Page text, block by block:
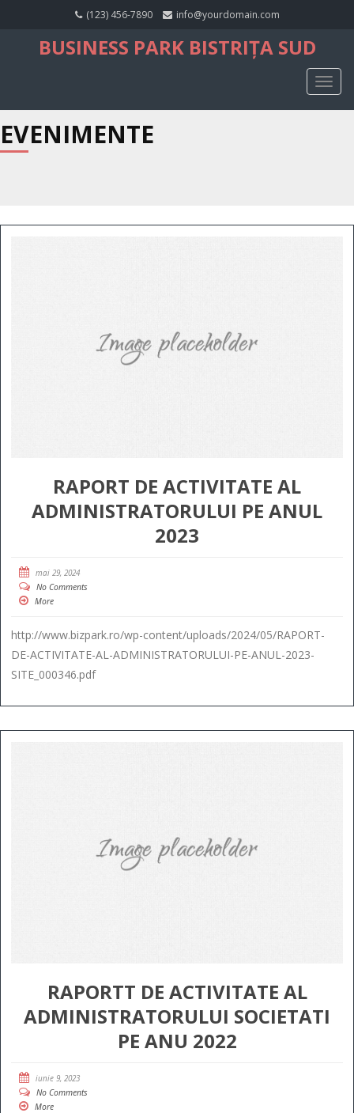
(123) 456-7890 info@yourdomain.com
BUSINESS PARK BISTRIȚA SUD
EVENIMENTE
RAPORT DE ACTIVITATE AL
ADMINISTRATORULUI PE ANUL
2023
mai 29, 2024
No Comments
More
http://www.bizpark.ro/wp-content/uploads/2024/05/RAPORT-
DE-ACTIVITATE-AL-ADMINISTRATORULUI-PE-ANUL-2023-
SITE_000346.pdf
RAPORTT DE ACTIVITATE AL
ADMINISTRATORULUI SOCIETATI
PE ANU 2022
iunie 9, 2023
No Comments
More